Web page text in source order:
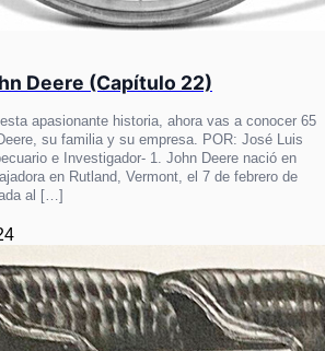
Deere (Capítulo 22)
apasionante historia, ahora vas a conocer 65
su familia y su empresa. POR: José Luis
e Investigador- 1. John Deere nació en
en Rutland, Vermont, el 7 de febrero de
al […]